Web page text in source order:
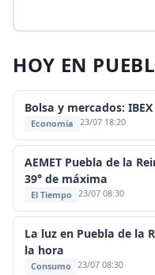
HOY EN
Bolsa y mercados:
Economía 23/07 18:20
AEMET Puebla de la
39° de máxima
El Tiempo 23/07 08:30
La luz en Puebla de la
la hora
Consumo 23/07 08:30